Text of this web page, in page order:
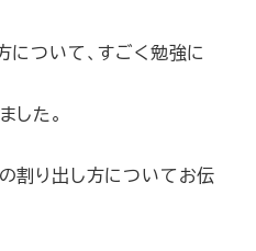
について、すごく勉強に
した。
割り出し方についてお伝